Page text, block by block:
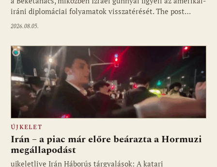
iráni diplomáciai folyamatok visszatérését. The post…
2026.08.05.
Fotó: ujkelet.live
ÚJKELET
Irán – a piac már előre beárazta a Hormuzi
megállapodást
ujkeletlive Irán Háborús tárgyalások: A katari